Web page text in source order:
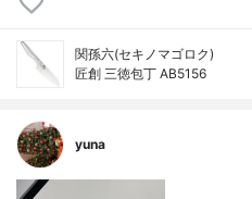
関孫六(セキノマゴロク)
匠創 三徳包丁 AB5156
yuna